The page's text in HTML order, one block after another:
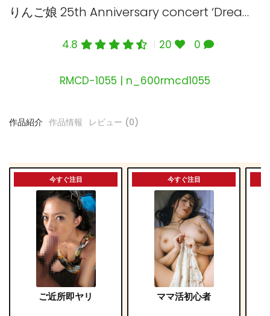
りんご娘 25th Anniversary concert ‘Dream’ （ブルーレイディスク）
4.8 20 0
RMCD-1055 | n_600rmcd1055
作品紹介 作品情報 レビュー (0)
今すぐ注目
ご近所即ヤリ
今すぐ注目
ママ活初心者